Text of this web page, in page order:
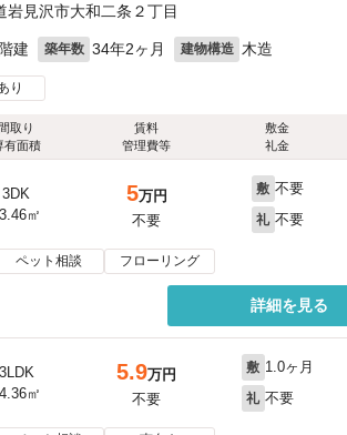
岩見沢市大和二条２丁目
建 築年数 34年2ヶ月 建物構造 木造
り
取り
有面積
賃料
管理費等
敷金
礼金
3DK
㎡
5万円
不要
敷 不要
礼 不要
ペット相談 フローリング
詳細を見る
3LDK
㎡
5.9万円
不要
敷 1.0ヶ月
礼 不要